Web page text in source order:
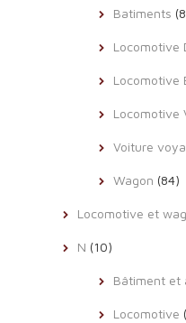
Batiments
Locomotive
Locomotive
Locomotive
Voiture
Wagon (84)
Locomotive et
N (10)
Bâtiment et
Locomotive